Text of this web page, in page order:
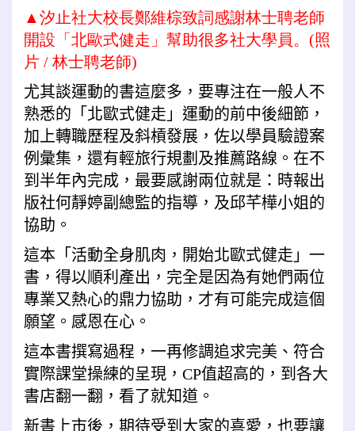
▲汐止社大校長鄭維棕致詞感謝林士聘老師
開設「北歐式健走」幫助很多社大學員。(照
片 / 林士聘老師)
尤其談運動的書這麼多，要專注在一般人不
熟悉的「北歐式健走」運動的前中後細節，
加上轉職歷程及斜槓發展，佐以學員驗證案
例彙集，還有輕旅行規劃及推薦路線。在不
到半年內完成，最要感謝兩位就是：時報出
版社何靜婷副總監的指導，及邱芊樺小姐的
協助。
這本「活動全身肌肉，開始北歐式健走」一
書，得以順利產出，完全是因為有她們兩位
專業又熱心的鼎力協助，才有可能完成這個
願望。感恩在心。
這本書撰寫過程，一再修調追求完美、符合
實際課堂操練的呈現， CP值超高的，到各大
書店翻一翻，看了就知道。
新書上市後，期待受到大家的喜愛，也要讓